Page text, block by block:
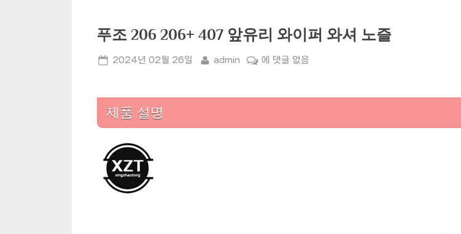
푸조 206 206+ 407 앞유리 와이퍼 와셔 노즐
Posted
2024년 02월 26일 By
admin
푸
에 댓글 없음
제품 설명